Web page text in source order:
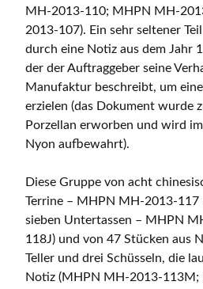
MH-2013-110; MHPN MH-
2013-107). Ein sehr seltener
durch eine Notiz aus dem Jahr
der der Auftraggeber seine
Manufaktur beschreibt, um
erzielen (das Dokument wurde
Porzellan erworben und wird
Nyon aufbewahrt).
Diese Gruppe von acht
Terrine – MHPN MH-2013-117
sieben Untertassen – MHPN
118J) und von 47 Stücken aus
Teller und drei Schüsseln, die
Notiz (MHPN MH-2013-